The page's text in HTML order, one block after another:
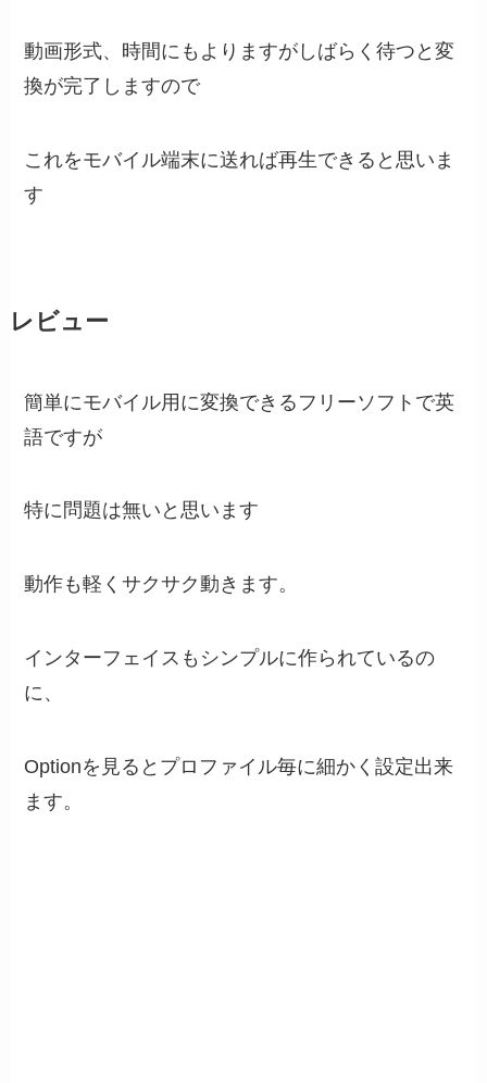
動画形式、時間にもよりますがしばらく待つと変
換が完了しますので
これをモバイル端末に送れば再生できると思いま
す
レビュー
簡単にモバイル用に変換できるフリーソフトで英
語ですが
特に問題は無いと思います
動作も軽くサクサク動きます。
インターフェイスもシンプルに作られているの
に、
Optionを見るとプロファイル毎に細かく設定出来
ます。